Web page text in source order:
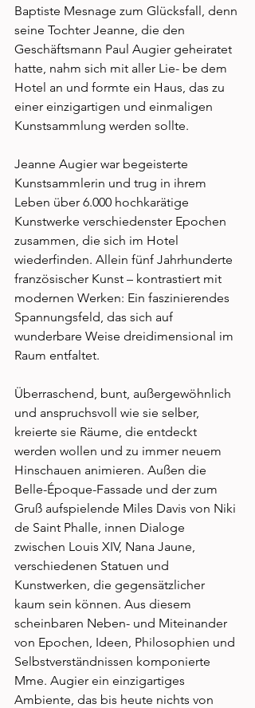
Baptiste Mesnage zum Glücksfall, denn
seine Tochter Jeanne, die den
Geschäftsmann Paul Augier geheiratet
hatte, nahm sich mit aller Lie- be dem
Hotel an und formte ein Haus, das zu
einer einzigartigen und einmaligen
Kunstsammlung werden sollte.
Jeanne Augier war begeisterte
Kunstsammlerin und trug in ihrem
Leben über 6.000 hochkarätige
Kunstwerke verschiedenster Epochen
zusammen, die sich im Hotel
wiederfinden. Allein fünf Jahrhunderte
französischer Kunst – kontrastiert mit
modernen Werken: Ein faszinierendes
Spannungsfeld, das sich auf
wunderbare Weise dreidimensional im
Raum entfaltet.
Überraschend, bunt, außergewöhnlich
und anspruchsvoll wie sie selber,
kreierte sie Räume, die entdeckt
werden wollen und zu immer neuem
Hinschauen animieren. Außen die
Belle-Époque-Fassade und der zum
Gruß aufspielende Miles Davis von Niki
de Saint Phalle, innen Dialoge
zwischen Louis XIV, Nana Jaune,
verschiedenen Statuen und
Kunstwerken, die gegensätzlicher
kaum sein können. Aus diesem
scheinbaren Neben- und Miteinander
von Epochen, Ideen, Philosophien und
Selbstverständnissen komponierte
Mme. Augier ein einzigartiges
Ambiente, das bis heute nichts von